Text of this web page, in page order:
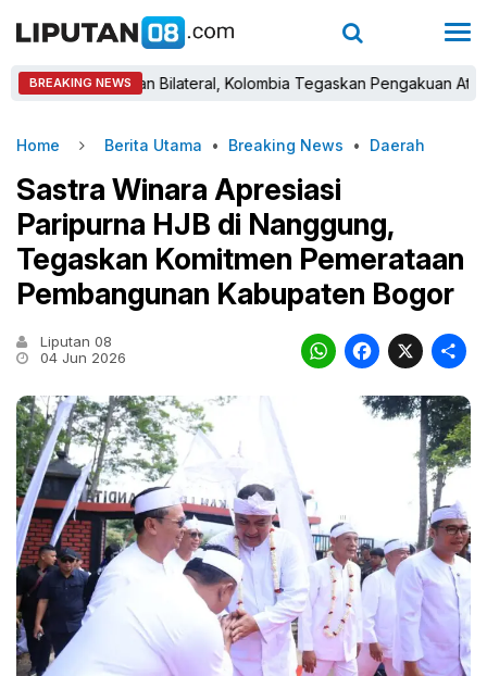
BREAKING NEWS
Hubungan Bilateral, Kolombia Tegaskan Pengakuan Atas
Home Berita Utama • Breaking News • Daerah
Sastra Winara Apresiasi
Paripurna HJB di Nanggung,
Tegaskan Komitmen Pemerataan
Pembangunan Kabupaten Bogor
Liputan 08
04 Jun 2026
X